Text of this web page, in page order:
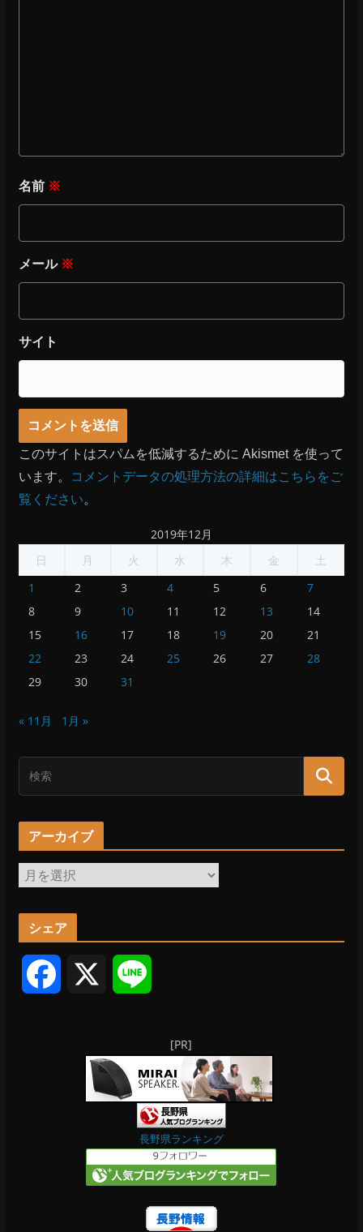
名前 ※
メール ※
サイト
このサイトはスパムを低減するために Akismet を使って
います。
コメントデータの処理方法の詳細はこちらをご
覧ください。
2019年12月
日
月 火 水 木 金
土
1
2 3 4 5 6
7
8
9 10 11 12 13
14
15
16 17 18 19 20
21
22
23 24 25 26 27
28
29
30 31
« 11月 1月 »
アーカイブ
ア
ー
カ
ブ
シェア
n
e
[PR]
長野県ランキング